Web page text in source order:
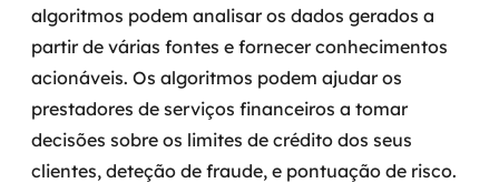
algoritmos podem analisar os dados gerados a
partir de várias fontes e fornecer conhecimentos
acionáveis. Os algoritmos podem ajudar os
prestadores de serviços financeiros a tomar
decisões sobre os limites de crédito dos seus
clientes, deteção de fraude, e pontuação de risco.